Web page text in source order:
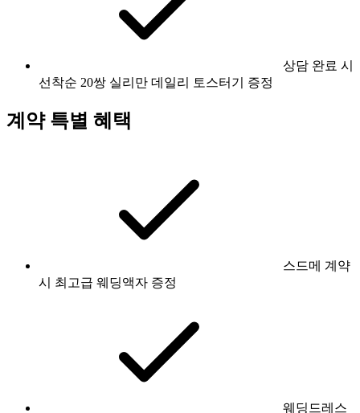
상담 완료 시
선착순 20쌍 실리만 데일리 토스터기 증정
계약 특별 혜택
스드메 계약
시 최고급 웨딩액자 증정
웨딩드레스